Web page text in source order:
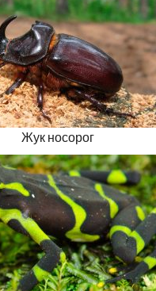
Жук носорог